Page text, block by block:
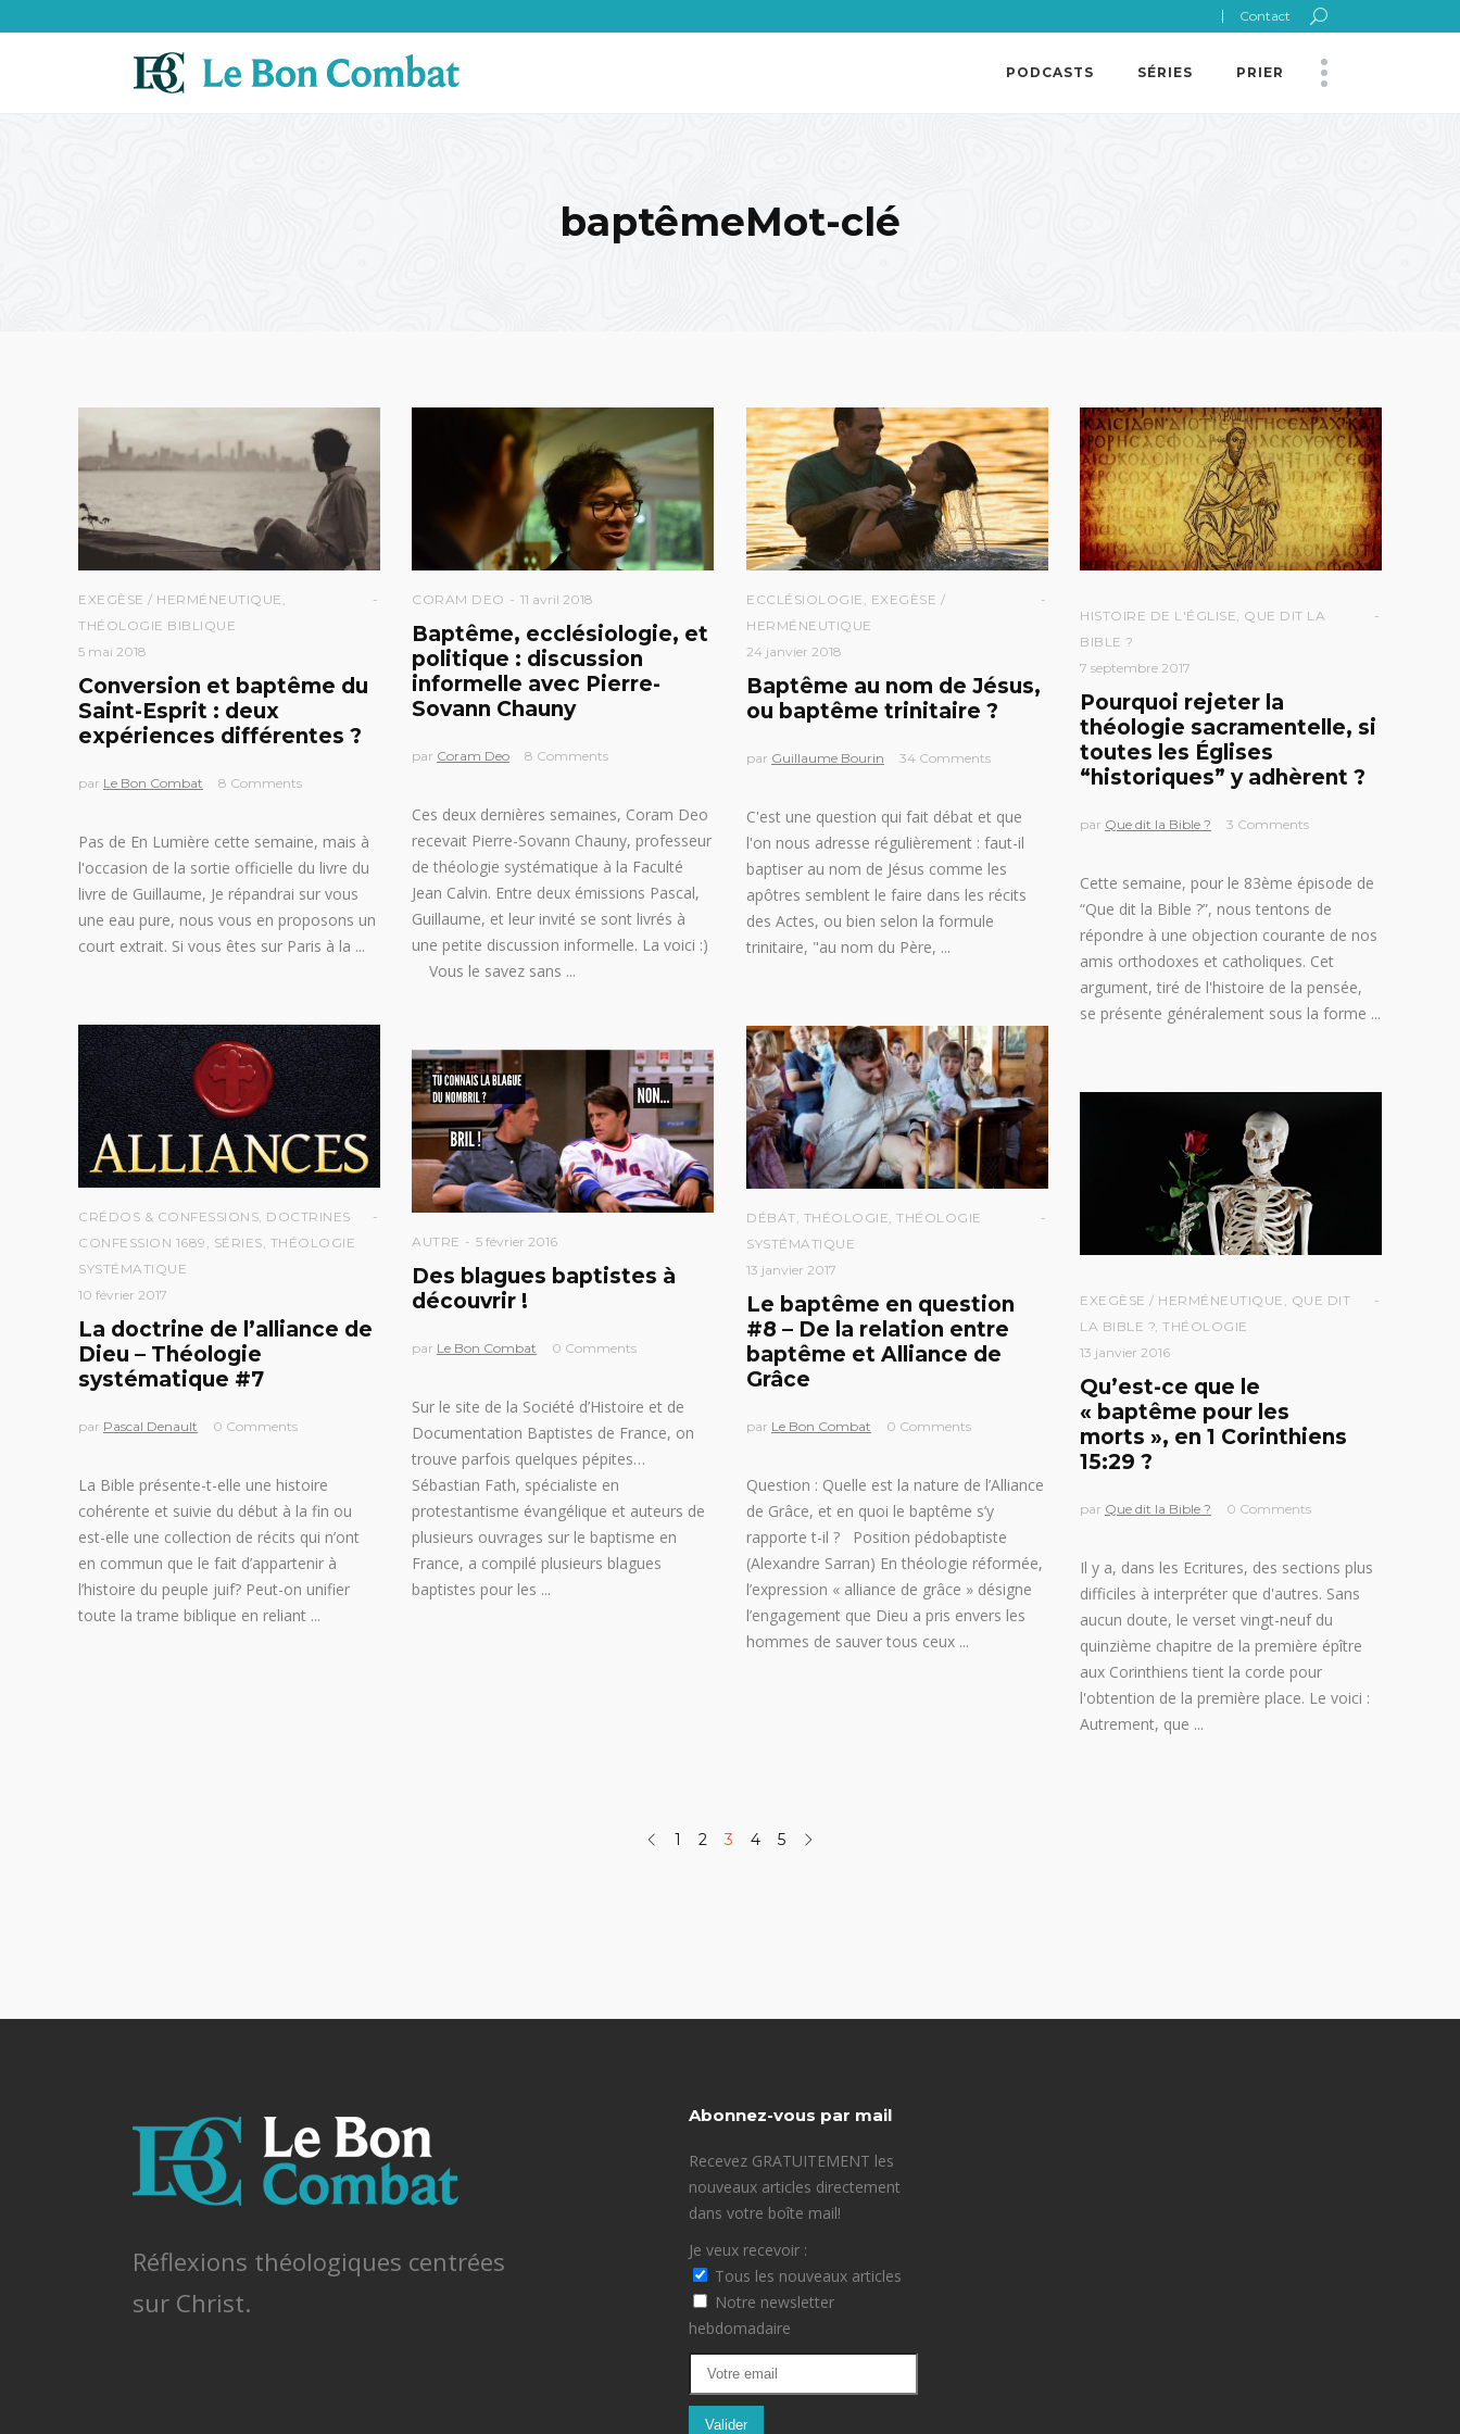
Contact
PODCASTS SÉRIES PRIER
baptêmeMot-clé
EXEGÈSE / HERMÉNEUTIQUE ,
THÉOLOGIE BIBLIQUE
5 mai 2018
Conversion et baptême du
Saint-Esprit : deux
expériences différentes ?
par Le Bon Combat 8 Comments
Pas de En Lumière cette semaine, mais à
l'occasion de la sortie officielle du livre du
livre de Guillaume, Je répandrai sur vous
une eau pure, nous vous en proposons un
court extrait. Si vous êtes sur Paris à la
CORAM DEO 11 avril 2018
Baptême, ecclésiologie, et
politique : discussion
informelle avec Pierre-
Sovann Chauny
par Coram Deo 8 Comments
Ces deux dernières semaines, Coram Deo
recevait Pierre-Sovann Chauny, professeur
de théologie systématique à la Faculté
Jean Calvin. Entre deux émissions Pascal,
Guillaume, et leur invité se sont livrés à
une petite discussion informelle. La voici :)
Vous le savez sans
ECCLÉSIOLOGIE , EXEGÈSE /
HERMÉNEUTIQUE
24 janvier 2018
Baptême au nom de Jésus,
ou baptême trinitaire ?
par Guillaume Bourin 34 Comments
C'est une question qui fait débat et que
l'on nous adresse régulièrement : faut-il
baptiser au nom de Jésus comme les
apôtres semblent le faire dans les récits
des Actes, ou bien selon la formule
trinitaire, "au nom du Père,
HISTOIRE DE L'ÉGLISE, QUE DIT LA
BIBLE ?
7 septembre 2017
Pourquoi rejeter la
théologie sacramentelle, si
toutes les Églises
“historiques” y adhèrent ?
par Que dit la Bible ? 3 Comments
Cette semaine, pour le 83ème épisode de
“Que dit la Bible ?”, nous tentons de
répondre à une objection courante de nos
amis orthodoxes et catholiques. Cet
argument, tiré de l'histoire de la pensée,
se présente généralement sous la forme
CRÉDOS & CONFESSIONS, DOCTRINES
CONFESSION 1689 , SÉRIES, THÉOLOGIE
SYSTÉMATIQUE
10 février 2017
La doctrine de l’alliance de
Dieu – Théologie
systématique #7
par Pascal Denault 0 Comments
La Bible présente-t-elle une histoire
cohérente et suivie du début à la fin ou
est-elle une collection de récits qui n’ont
en commun que le fait d’appartenir à
l’histoire du peuple juif? Peut-on unifier
toute la trame biblique en reliant
DÉBAT, THÉOLOGIE, THÉOLOGIE
SYSTÉMATIQUE
13 janvier 2017
Le baptême en question
#8 – De la relation entre
baptême et Alliance de
Grâce
par Le Bon Combat 0 Comments
Question : Quelle est la nature de l’Alliance
de Grâce, et en quoi le baptême s’y
rapporte t-il ? Position pédobaptiste
(Alexandre Sarran) En théologie réformée,
l’expression « alliance de grâce » désigne
l’engagement que Dieu a pris envers les
hommes de sauver tous ceux
AUTRE 5 février 2016
Des blagues baptistes à
découvrir !
par Le Bon Combat 0 Comments
Sur le site de la Société d’Histoire et de
Documentation Baptistes de France, on
trouve parfois quelques pépites…
Sébastian Fath, spécialiste en
protestantisme évangélique et auteurs de
plusieurs ouvrages sur le baptisme en
France, a compilé plusieurs blagues
baptistes pour les
EXEGÈSE / HERMÉNEUTIQUE , QUE DIT
LA BIBLE ?, THÉOLOGIE
13 janvier 2016
Qu’est-ce que le
« baptême pour les
morts », en 1 Corinthiens
15:29 ?
par Que dit la Bible ? 0 Comments
Il y a, dans les Ecritures, des sections plus
difficiles à interpréter que d'autres. Sans
aucun doute, le verset vingt-neuf du
quinzième chapitre de la première épître
aux Corinthiens tient la corde pour
l'obtention de la première place. Le voici :
Autrement, que
1 2 3 4 5
Réflexions théologiques centrées
sur Christ.
Abonnez-vous par mail
Recevez GRATUITEMENT les
nouveaux articles directement
dans votre boîte mail!
Je veux recevoir :
Tous les nouveaux articles
Notre newsletter
hebdomadaire